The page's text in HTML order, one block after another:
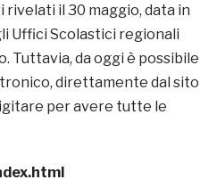
il 30 maggio, data in
Uffici Scolastici regionali
Tuttavia, da oggi è possibile
direttamente dal sito
per avere tutte le